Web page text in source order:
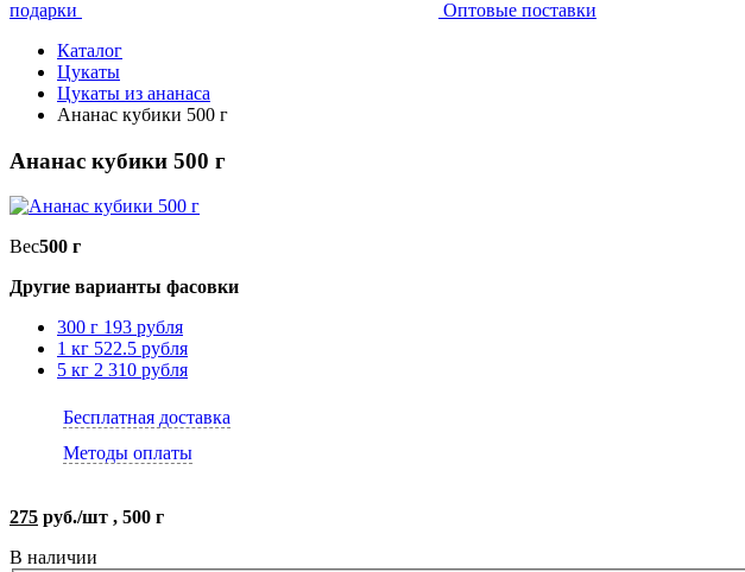
подарки
Оптовые поставки
Каталог
Цукаты
Цукаты из ананаса
Ананас кубики 500 г
Ананас кубики 500 г
Вес500 г
Другие варианты фасовки
300 г 193 рубля
1 кг 522.5 рубля
5 кг 2 310 рубля
Бесплатная доставка
Методы оплаты
275 руб./шт , 500 г
В наличии